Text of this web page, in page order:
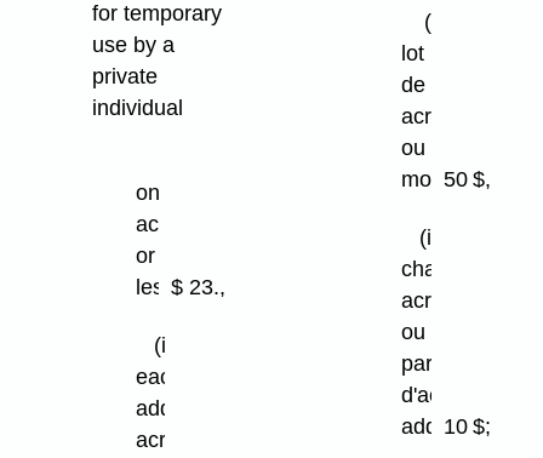
for temporary
use by a
private
individual
one
acre
or
less$ 23.,
(ii)
each
additional
acre
(i)
lot
de 10
acres
ou
moins50 $,
(ii)
chaque
acre
ou
partie
d'acre
additionnel
10 $;